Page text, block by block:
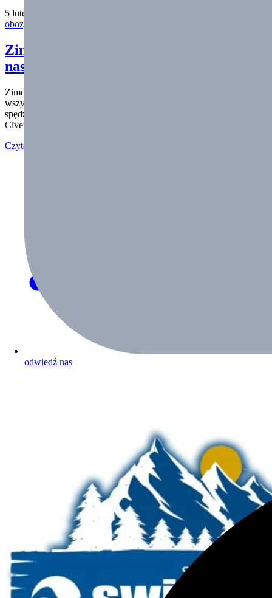
odwiedź nas
5 lutego 2020
obozy zimowe
Zima ze SwimSport – podsumowanie
naszych obozów.
Zimowe ferie ze SwimSport dobiegły końca. Dziękujemy
wszystkim, którzy skorzystali z naszej zimowej oferty. W tym roku
spędziliśmy wspólnie dwa tygodnie w bajecznej miejscowości
Civetta w przepięknych Dolomitach oraz zorganizowaliśmy…
Czytaj